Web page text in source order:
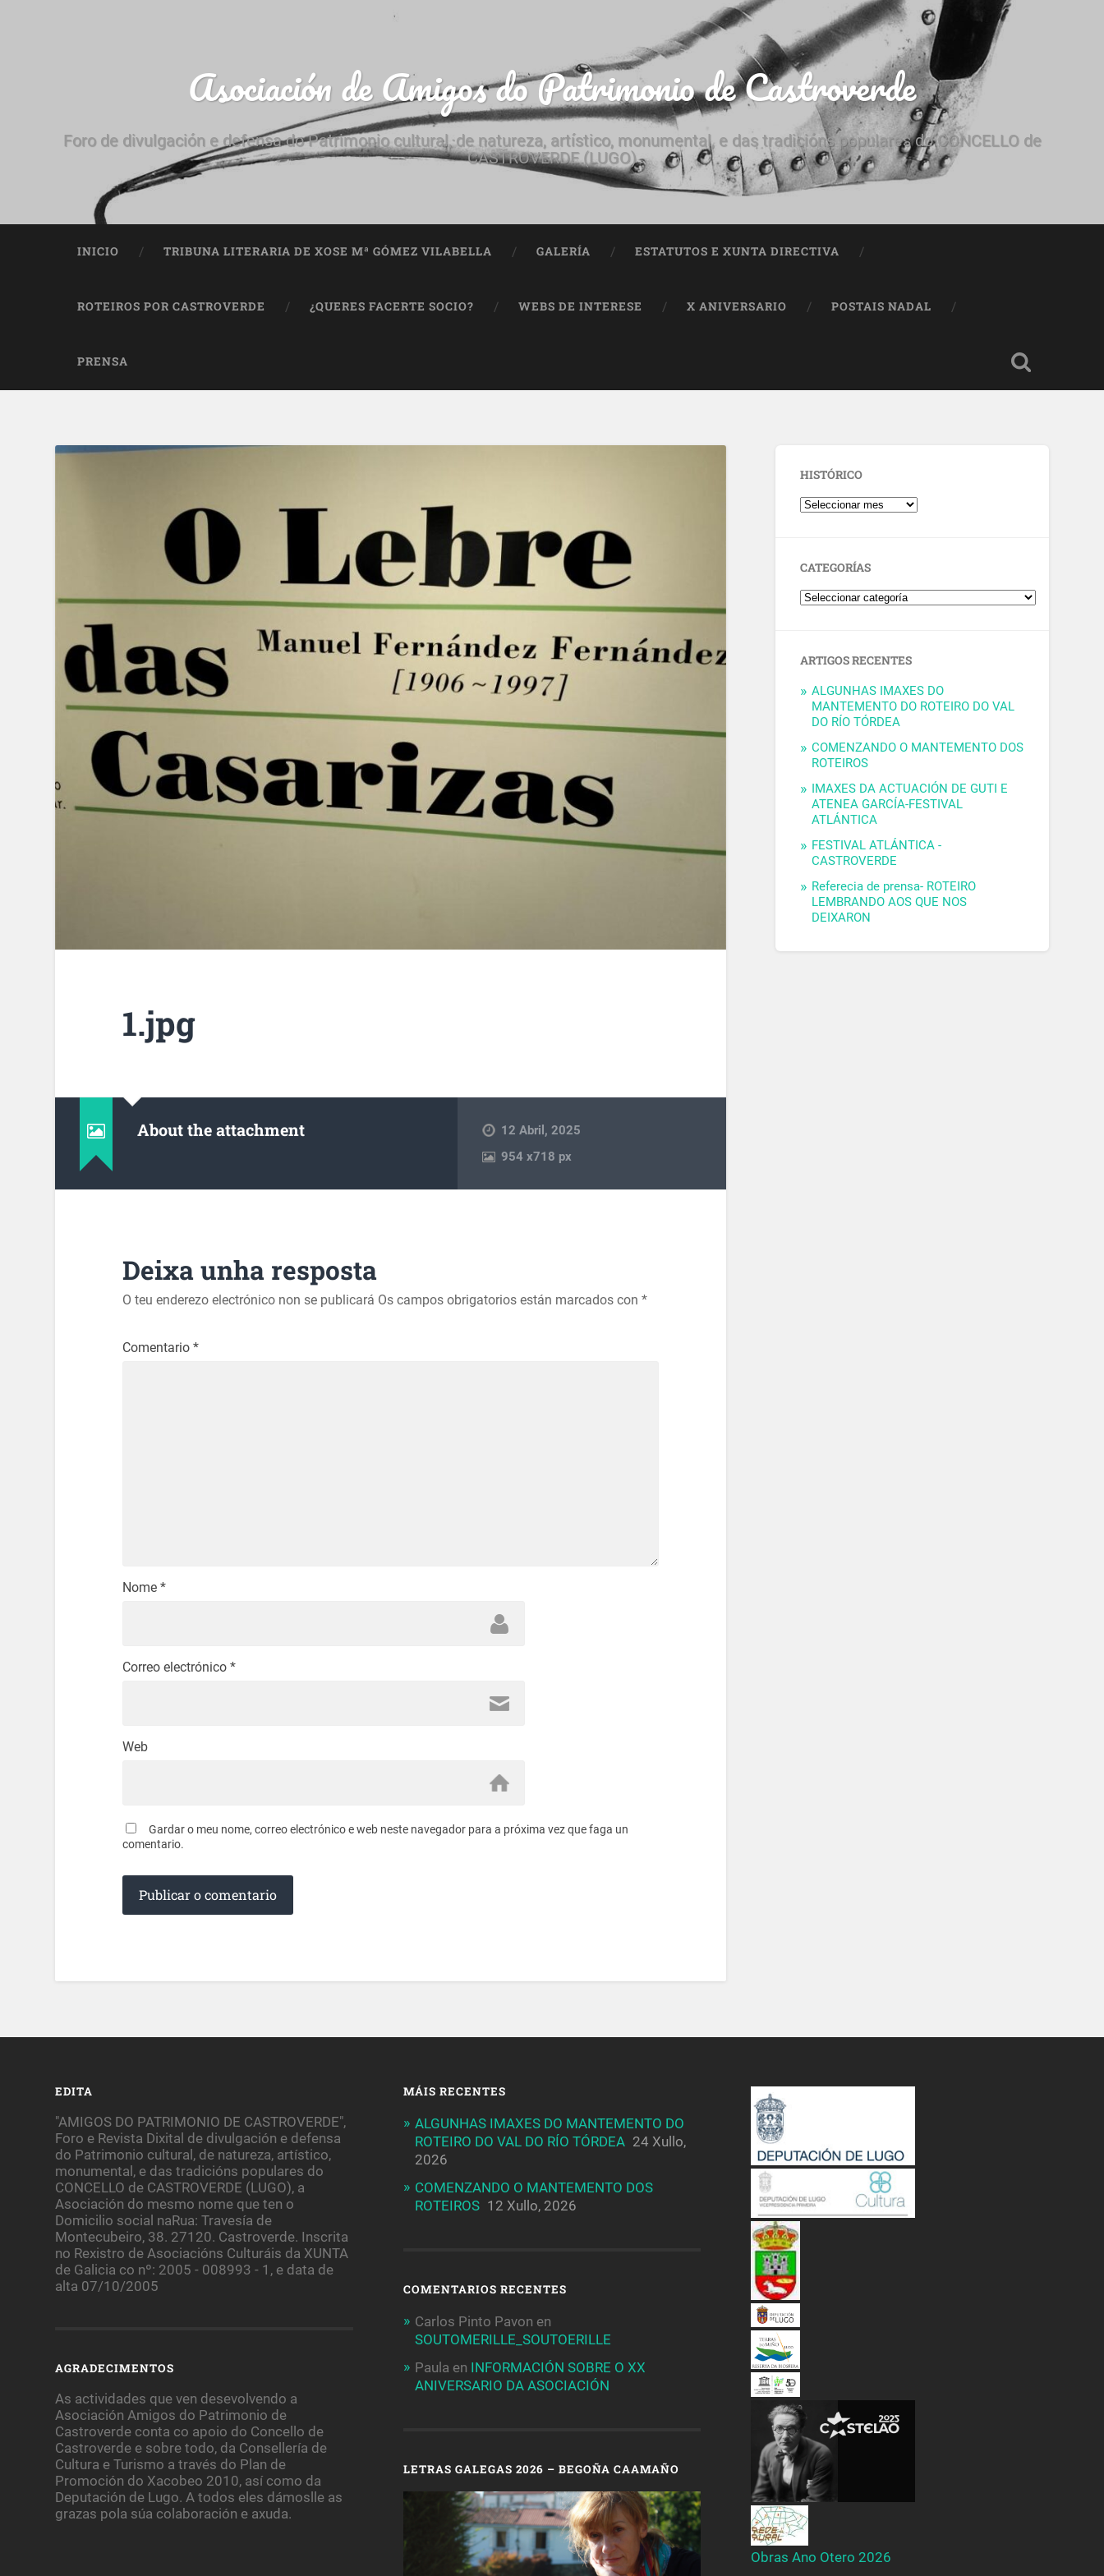
Asociación de Amigos do Patrimonio de Castroverde
Foro de divulgación e defensa do Patrimonio cultural, de natureza, artístico, monumental, e das tradicións populares do CONCELLO de
CASTROVERDE (LUGO)
INICIO TRIBUNA LITERARIA DE XOSE Mª GÓMEZ VILABELLA GALERÍA ESTATUTOS E XUNTA DIRECTIVA
ROTEIROS POR CASTROVERDE ¿QUERES FACERTE SOCIO? WEBS DE INTERESE X ANIVERSARIO POSTAIS NADAL
PRENSA
1.jpg
About the attachment
12 Abril, 2025
954x718 px
Deixa unha resposta
O teu enderezo electrónico non se publicará Os campos obrigatorios están marcados con *
Comentario *
Nome *
Correo electrónico *
Web
Gardar o meu nome, correo electrónico e web neste navegador para a próxima vez que faga un
comentario.
HISTÓRICO
CATEGORÍAS
ARTIGOS RECENTES
ALGUNHAS IMAXES DO
MANTEMENTO DO ROTEIRO DO VAL
DO RÍO TÓRDEA
COMENZANDO O MANTEMENTO DOS
ROTEIROS
IMAXES DA ACTUACIÓN DE GUTI E
ATENEA GARCÍA-FESTIVAL
ATLÁNTICA
FESTIVAL ATLÁNTICA -
CASTROVERDE
Referecia de prensa- ROTEIRO
LEMBRANDO AOS QUE NOS
DEIXARON
EDITA
"AMIGOS DO PATRIMONIO DE CASTROVERDE",
Foro e Revista Dixital de divulgación e defensa
do Patrimonio cultural, de natureza, artístico,
monumental, e das tradicións populares do
CONCELLO de CASTROVERDE (LUGO), a
Asociación do mesmo nome que ten o
Domicilio social naRua: Travesía de
Montecubeiro, 38. 27120. Castroverde. Inscrita
no Rexistro de Asociacións Culturáis da XUNTA
de Galicia co nº: 2005 - 008993 - 1, e data de
alta 07/10/2005
AGRADECIMENTOS
As actividades que ven desevolvendo a
Asociación Amigos do Patrimonio de
Castroverde conta co apoio do Concello de
Castroverde e sobre todo, da Consellería de
Cultura e Turismo a través do Plan de
Promoción do Xacobeo 2010, así como da
Deputación de Lugo. A todos eles dámoslle as
grazas pola súa colaboración e axuda.
MÁIS RECENTES
ALGUNHAS IMAXES DO MANTEMENTO DO
ROTEIRO DO VAL DO RÍO TÓRDEA 24 Xullo,
2026
COMENZANDO O MANTEMENTO DOS
ROTEIROS 12 Xullo, 2026
COMENTARIOS RECENTES
Carlos Pinto Pavon en
SOUTOMERILLE_SOUTOERILLE
Paula en INFORMACIÓN SOBRE O XX
ANIVERSARIO DA ASOCIACIÓN
LETRAS GALEGAS 2026 – BEGOÑA CAAMAÑO
Obras Ano Otero 2026